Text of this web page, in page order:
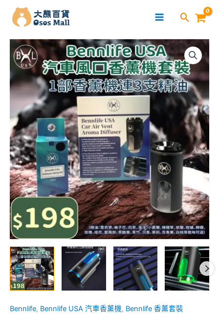
Bennlife, Bennlife USA 汽車香薰機, Bennlife 香薰套裝
Bennlife
汽
車
風
口
香
機
×3
支
精
油
套
裝
數